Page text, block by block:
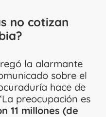
no cotizan
la alarmante
sobre el
hace de
preocupación es
11 millones (de